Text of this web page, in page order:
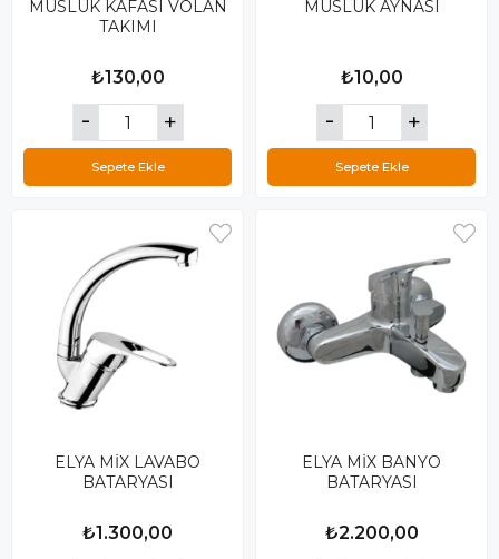
MUSLUK KAFASI VOLAN
TAKIMI
₺130,00
Sepete Ekle
MUSLUK AYNASI
₺10,00
Sepete Ekle
ELYA MİX LAVABO
BATARYASI
₺1.300,00
ELYA MİX BANYO
BATARYASI
₺2.200,00